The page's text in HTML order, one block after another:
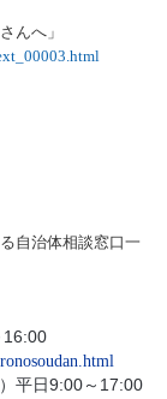
んへ」
自治体相談窓口一
16:00
平日9:00～17:00